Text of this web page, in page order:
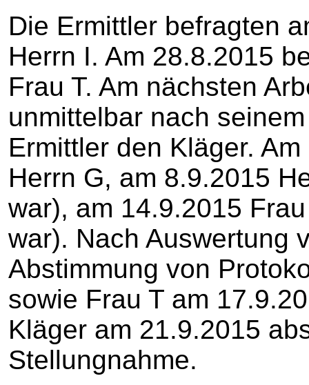
Die Ermittler befragten
Herrn I. Am 28.8.2015
Frau T. Am nächsten
unmittelbar nach
Ermittler den Kläger.
Herrn G, am 8.9.2015
war), am 14.9.2015
war). Nach Auswertung
Abstimmung von
sowie Frau T am
Kläger am 21.9.2015
Stellungnahme.